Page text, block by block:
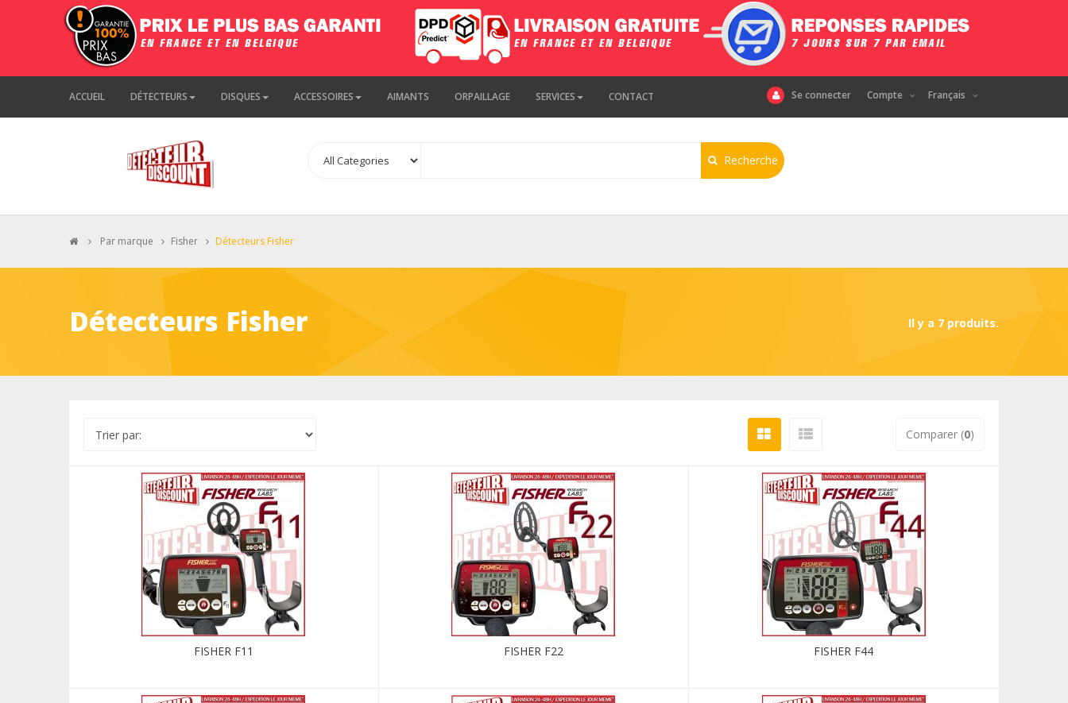
ACCUEIL DÉTECTEURS DISQUES ACCESSOIRES AIMANTS ORPAILLAGE SERVICES CONTACT Se connecter Compte Français
Recherche
> Par marque > Fisher > Détecteurs Fisher
Détecteurs Fisher Il y a 7 produits.
Comparer (0)
FISHER F11 FISHER F22 FISHER F44